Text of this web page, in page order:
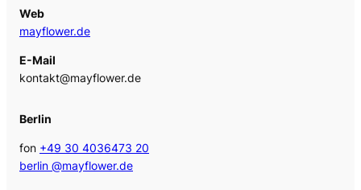
Web
mayflower.de
E-Mail
kontakt@mayflower.de
Berlin
fon +49 30 4036473 20
berlin @mayflower.de